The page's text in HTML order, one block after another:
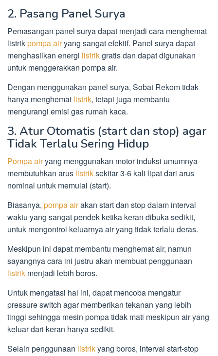
2. Pasang Panel Surya
Pemasangan panel surya dapat menjadi cara menghemat
listrikpompa airyang sangat efektif. Panel surya dapat
menghasilkan energi listrikgratis dan dapat digunakan
untuk menggerakkan pompa air.
Dengan menggunakan panel surya, Sobat Rekom tidak
hanya menghemat listrik, tetapi juga membantu
mengurangi emisi gas rumah kaca.
3. Atur Otomatis (start dan stop) agar
Tidak Terlalu Sering Hidup
Pompa airyang menggunakan motor induksi umumnya
membutuhkan arus listriksekitar 3-6 kali lipat dari arus
nominal untuk memulai (start).
Biasanya, pompa airakan start dan stop dalam interval
waktu yang sangat pendek ketika keran dibuka sedikit,
untuk mengontrol keluarnya air yang tidak terlalu deras.
Meskipun ini dapat membantu menghemat air, namun
sayangnya cara ini justru akan membuat penggunaan
listrik menjadi lebih boros.
Untuk mengatasi hal ini, dapat mencoba mengatur
pressure switch agar memberikan tekanan yang lebih
tinggi sehingga mesin pompa tidak mati meskipun air yang
keluar dari keran hanya sedikit.
Selain penggunaan listrikyang boros, interval start-stop